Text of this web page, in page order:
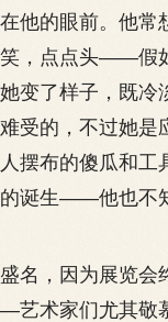
他的眼前。他常
，点点头——假
变了样子，既冷
受的，不过她
摆布的傻瓜和
诞生——他也不
，因为展览会
术家们尤其敬